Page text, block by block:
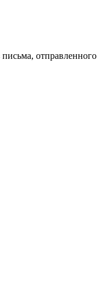
отправленного